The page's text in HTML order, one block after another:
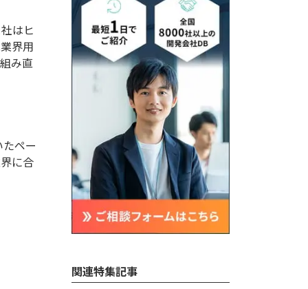
はヒ
界用
み直
ペー
に合
関連特集記事